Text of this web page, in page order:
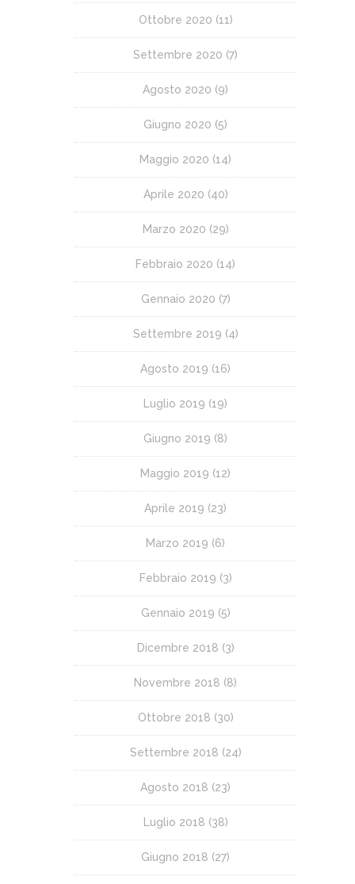
Ottobre 2020 (11)
Settembre 2020 (7)
Agosto 2020 (9)
Giugno 2020 (5)
Maggio 2020 (14)
Aprile 2020 (40)
Marzo 2020 (29)
Febbraio 2020 (14)
Gennaio 2020 (7)
Settembre 2019 (4)
Agosto 2019 (16)
Luglio 2019 (19)
Giugno 2019 (8)
Maggio 2019 (12)
Aprile 2019 (23)
Marzo 2019 (6)
Febbraio 2019 (3)
Gennaio 2019 (5)
Dicembre 2018 (3)
Novembre 2018 (8)
Ottobre 2018 (30)
Settembre 2018 (24)
Agosto 2018 (23)
Luglio 2018 (38)
Giugno 2018 (27)